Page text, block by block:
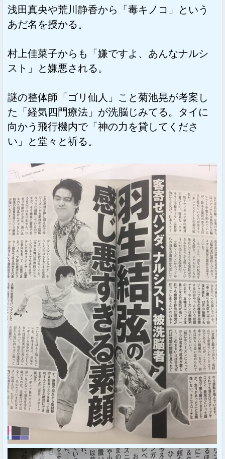
浅田真央や荒川静香から「毒キノコ」という
あだ名を授かる。
村上佳菜子からも「嫌ですよ、あんなナルシ
スト」と嫌悪される。
謎の整体師「ゴリ仙人」こと菊池晃が考案し
た「経気四門療法」が洗脳じみてる。タイに
向かう飛行機内で「神の力を貸してくださ
い」と堂々と祈る。